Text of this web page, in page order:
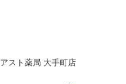
アスト薬局 大手町店